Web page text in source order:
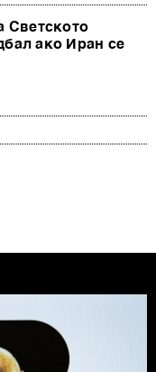
Светското
ако Иран се